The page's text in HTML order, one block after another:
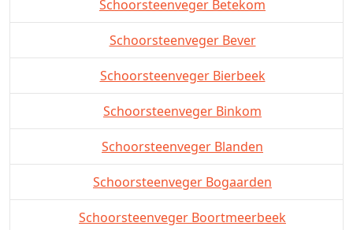
Schoorsteenveger Betekom
Schoorsteenveger Bever
Schoorsteenveger Bierbeek
Schoorsteenveger Binkom
Schoorsteenveger Blanden
Schoorsteenveger Bogaarden
Schoorsteenveger Boortmeerbeek